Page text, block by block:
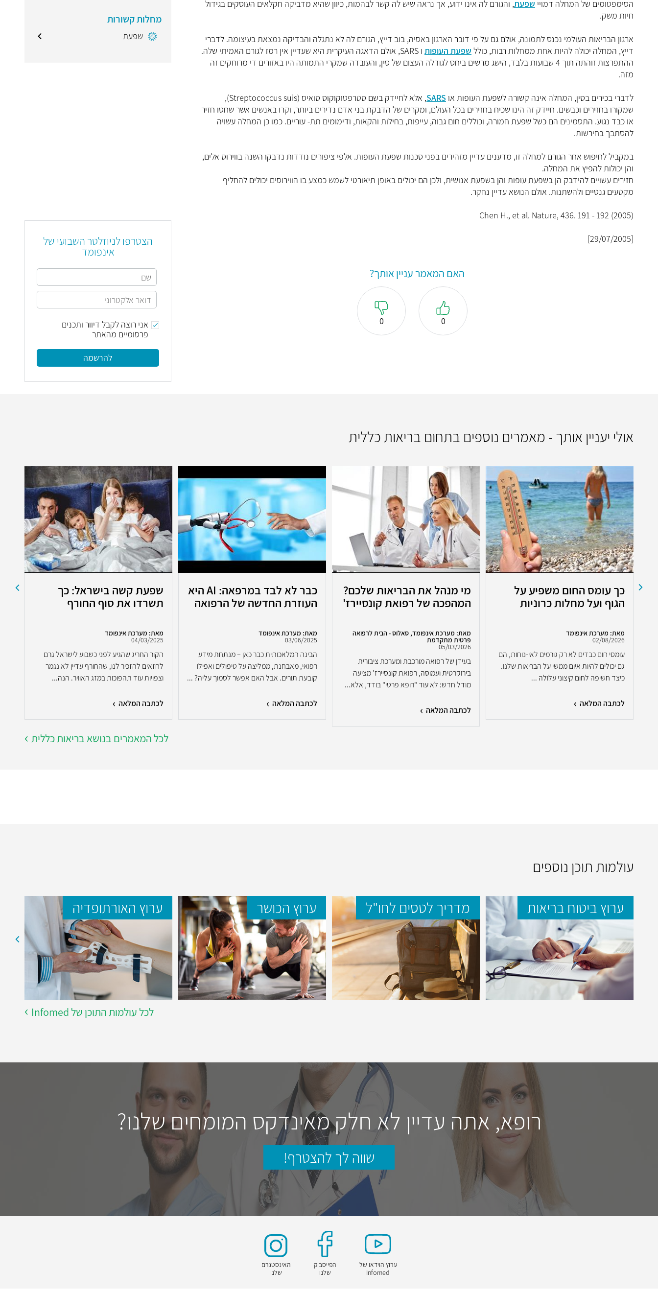
הסימפטומים של המחלה דמויי שפעת, והגורם לה אינו ידוע, אך נראה שיש לה קשר לבהמות, כיוון שהיא מדביקה חקלאים העוסקים בגידול
חיות משק.
ארגון הבריאות העולמי נכנס לתמונה, אולם גם על פי דובר הארגון באסיה, בוב דייץ, הגורם לה לא נתגלה והבדיקה נמצאת בעיצומה. לדברי
דייץ, המחלה יכולה להיות אחת ממחלות רבות, כולל שפעת העופות ו SARS, אולם הדאגה העיקרית היא שעדיין אין רמז לגורם האמיתי שלה.
ההתפרצות זוהתה תוך 4 שבועות בלבד, הישג מרשים ביחס לגודלה העצום של סין, והעובדה שמקרי התמותה היו באזורים די מרוחקים זה
מזה.
לדברי בכירים בסין, המחלה אינה קשורה לשפעת העופות או SARS
, אלא לחיידק בשם סטרפטוקוקוס סואיס (Streptococcus suis),
שמקורו בחזירים וכבשים. חיידק זה הינו שכיח בחזירים בכל העולם, ומקרים של הדבקת בני אדם נדירים ביותר, וקרו באנשים אשר שחטו חזיר
או כבד נגוע. התסמינים הם כשל שפעת חמורה, וכוללים חום גבוה, עייפות, בחילות והקאות, ודימומים תת- עוריים. כמו כן המחלה עשויה
להסתבך בחירשות.
במקביל לחיפוש אחר הגורם למחלה זו, מדענים עדיין מזהירים בפני סכנות שפעת העופות. אלפי ציפורים נודדות נדבקו השנה בווירוס אלים,
והן יכולות להפיץ את המחלה.
חזירים עשויים להידבק הן בשפעת עופות והן בשפעת אנושית, ולכן הם יכולים באופן תיאורטי לשמש כמצע בו הווירוסים יכולים להחליף
מקטעים גנטיים ולהשתנות. אולם הנושא עדיין נחקר.
Chen H., et al. Nature, 436. 191 - 192 (2005)
[29/07/2005]
האם המאמר עניין אותך?
0
0
מחלות קשורות
שפעת
הצטרפו לניוזלטר השבועי של
אינפומד
אני רוצה לקבל דיוור ותכנים
פרסומיים מהאתר
להרשמה
אולי יעניין אותך - מאמרים נוספים בתחום בריאות כללית
כך עומס החום משפיע על
הגוף ועל מחלות כרוניות
מאת: מערכת אינפומד
02/08/2026
עומסי חום כבדים לא רק גורמים לאי-נוחות, הם
גם יכולים להיות איום ממשי על הבריאות שלנו.
כיצד חשיפה לחום קיצוני עלולה ...
לכתבה המלאה
מי מנהל את הבריאות שלכם?
המהפכה של רפואת קונסיירז'
מאת: מערכת אינפומד, סאלוס - הבית לרפואה
פרטית מתקדמת
05/03/2026
בעידן של רפואה מורכבת ומערכת ציבורית
בירוקרטית ועמוסה, רפואת קונסיירז' מציעה
מודל חדש: לא עוד "רופא פרטי" בודד, אלא...
לכתבה המלאה
כבר לא לבד במרפאה: AI היא
העוזרת החדשה של הרפואה
מאת: מערכת אינפומד
03/06/2025
הבינה המלאכותית כבר כאן – מנתחת מידע
רפואי, מאבחנת, ממליצה על טיפולים ואפילו
קובעת תורים. אבל האם אפשר לסמוך עליה? ...
לכתבה המלאה
שפעת קשה בישראל: כך
תשרדו את סוף החורף
מאת: מערכת אינפומד
04/03/2025
הקור החריג שהגיע לפני כשבוע לישראל גרם
לחזאים להזכיר לנו, שהחורף עדיין לא נגמר
וצפויות עוד תהפוכות במזג האוויר. הנה...
לכתבה המלאה
לכל המאמרים בנושא בריאות כללית
עולמות תוכן נוספים
ערוץ ביטוח בריאות מדריך לטסים לחו"ל ערוץ הכושר ערוץ האורתופדיה
לכל עולמות התוכן של Infomed
רופא, אתה עדיין לא חלק מאינדקס המומחים שלנו?
שווה לך להצטרף!
ערוץ הוידאו של
Infomed
הפייסבוק
שלנו
האינסטגרם
שלנו